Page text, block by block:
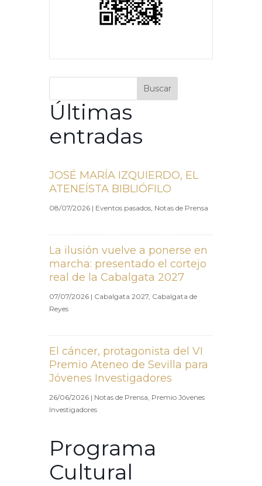
Buscar
Últimas
entradas
JOSÉ MARÍA IZQUIERDO, EL
ATENEÍSTA BIBLIÓFILO
08/07/2026 | Eventos pasados, Notas de Prensa
La ilusión vuelve a ponerse en
marcha: presentado el cortejo
real de la Cabalgata 2027
07/07/2026 | Cabalgata 2027, Cabalgata de
Reyes
El cáncer, protagonista del VI
Premio Ateneo de Sevilla para
Jóvenes Investigadores
26/06/2026 | Notas de Prensa, Premio Jóvenes
Investigadores
Programa
Cultural